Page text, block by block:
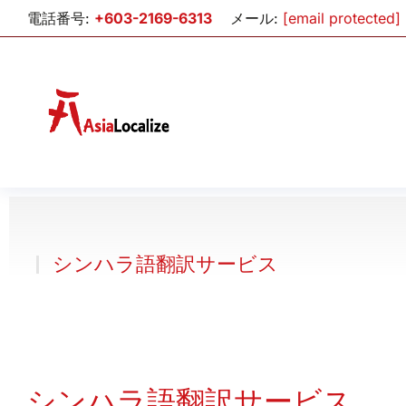
電話番号: +603-2169-6313 メール: [email protected]
シンハラ語翻訳サービス